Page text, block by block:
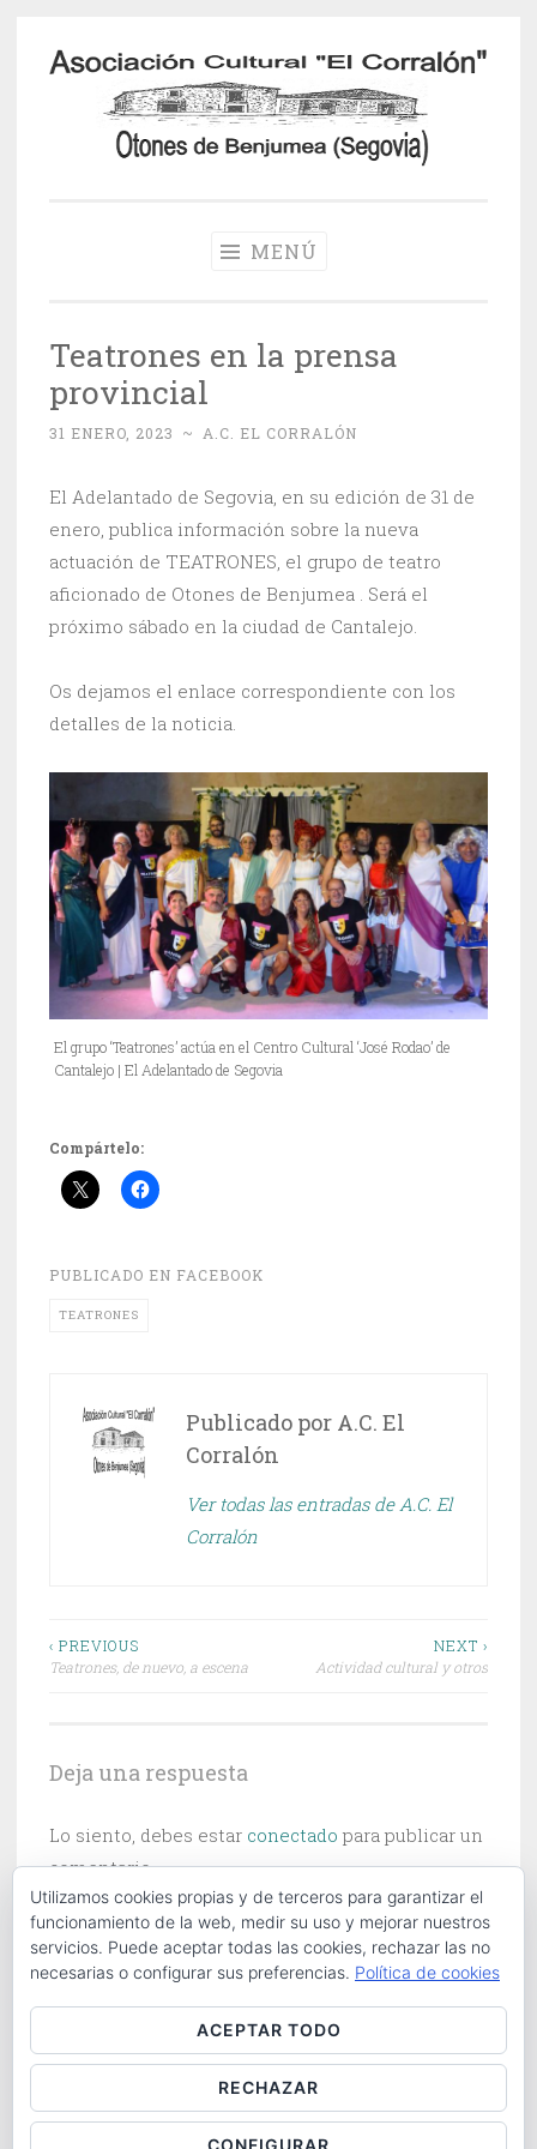
Saltar
contenido
MENÚ
Teatrones en la prensa
provincial
31 ENERO, 2023 ~ A.C. EL CORRALÓN
El Adelantado de Segovia, en su edición de 31 de
enero, publica información sobre la nueva
actuación de TEATRONES, el grupo de teatro
aficionado de Otones de Benjumea . Será el
próximo sábado en la ciudad de Cantalejo.
Os dejamos el enlace correspondiente con los
detalles de la noticia.
El grupo ‘Teatrones’ actúa en el Centro Cultural ‘José Rodao’ de
Cantalejo | El Adelantado de Segovia
Compártelo:
PUBLICADO EN FACEBOOK
TEATRONES
Publicado por A.C. El
Corralón
Ver todas las entradas de A.C. El
Corralón
Navegación
‹ PREVIOUS
Teatrones, de nuevo, a escena
NEXT ›
Actividad cultural y otros
Deja una respuesta
Lo siento, debes estar conectado para publicar un
comentario.
CONTACT |COOKIES POLICY
Utilizamos cookies propias y de terceros para garantizar el
funcionamiento de la web, medir su uso y mejorar nuestros
servicios. Puede aceptar todas las cookies, rechazar las no
necesarias o configurar sus preferencias. Política de cookies
ACEPTAR TODO
RECHAZAR
CONFIGURAR